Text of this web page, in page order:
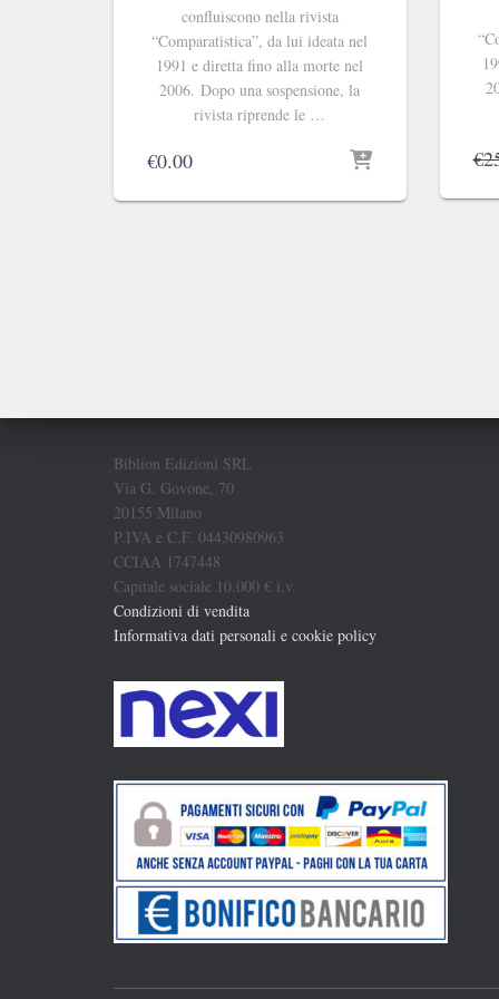
confluiscono nella rivista
“Comparatistica”, da lui ideata nel
1991 e diretta fino alla morte nel
2006. Dopo una sospensione, la
rivista riprende le …
€0.00 €
Biblion Edizioni SRL
Via G. Govone, 70
20155 Milano
P.IVA e C.F. 04430980963
CCIAA 1747448
Capitale sociale 10.000 € i.v.
Condizioni di vendita
Informativa dati personali e cookie policy